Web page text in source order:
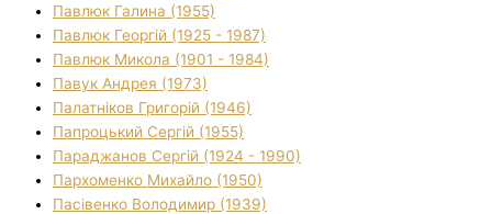
Павлюк Галина (1955)
Павлюк Георгій (1925 - 1987)
Павлюк Микола (1901 - 1984)
Павук Андрея (1973)
Палатніков Григорій (1946)
Папроцький Сергій (1955)
Параджанов Сергій (1924 - 1990)
Пархоменко Михайло (1950)
Пасівенко Володимир (1939)